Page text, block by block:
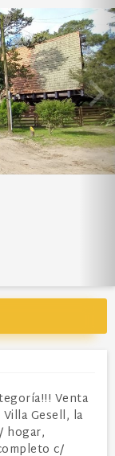
Venta
Gesell, la
hogar,
c/